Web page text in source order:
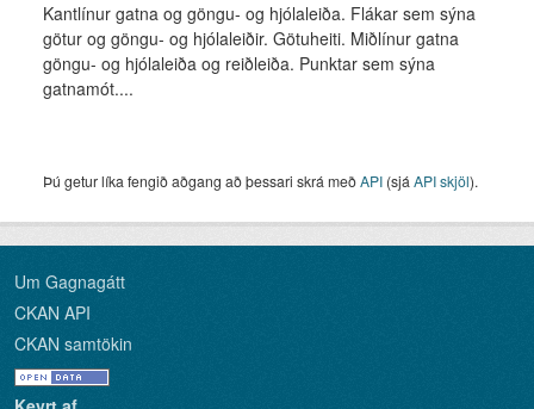
Kantlínur gatna og göngu- og hjólaleiða. Flákar sem sýna
götur og göngu- og hjólaleiðir. Götuheiti. Miðlínur gatna
göngu- og hjólaleiða og reiðleiða. Punktar sem sýna
gatnamót....
Þú getur líka fengið aðgang að þessari skrá meðAPI (sjá API skjöl).
Um Gagnagátt
CKAN API
CKAN samtökin